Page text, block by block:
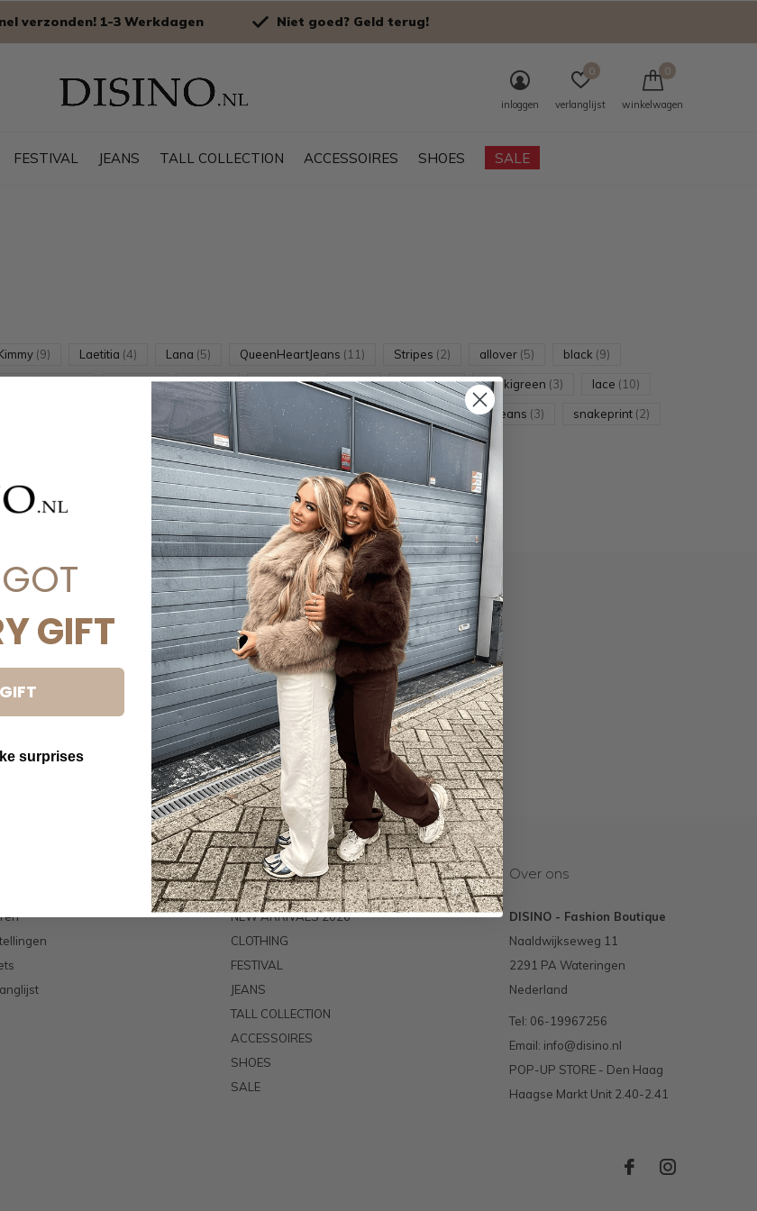
FESTIVAL JEANS TALL COLLECTION ACCESSOIRES SHOES SALE
inloggen verlanglijst
0
winkelwagen
0
verzonden! 1-3 Werkdagen Niet goed? Geld terug!
(9) Laetitia (4) Lana (5) QueenHeartJeans (11) Stripes (2) allover (5) black (9)
(3) grey(2) groen(2) jas(3) jeans(13) khakigreen (3) lace (10)
pushup (3) queenheartsjeans (4) ruffle(6) skinnyjeans (3) snakeprint (2)
Meld je aan voor onze nieuwsbrief
de nieuwste aanbiedingen en promoties
ABONNEER
Categorieën
NEW ARRIVALS 2026
CLOTHING
FESTIVAL
JEANS
TALL COLLECTION
ACCESSOIRES
SHOES
SALE
Over ons
DISINO - Fashion Boutique
Naaldwijkseweg 11
2291 PA Wateringen
Nederland
Tel: 06-19967256
Email: info@disino.nl
POP-UP STORE - Den Haag
Haagse Markt Unit 2.40-2.41
GIFT
surprises